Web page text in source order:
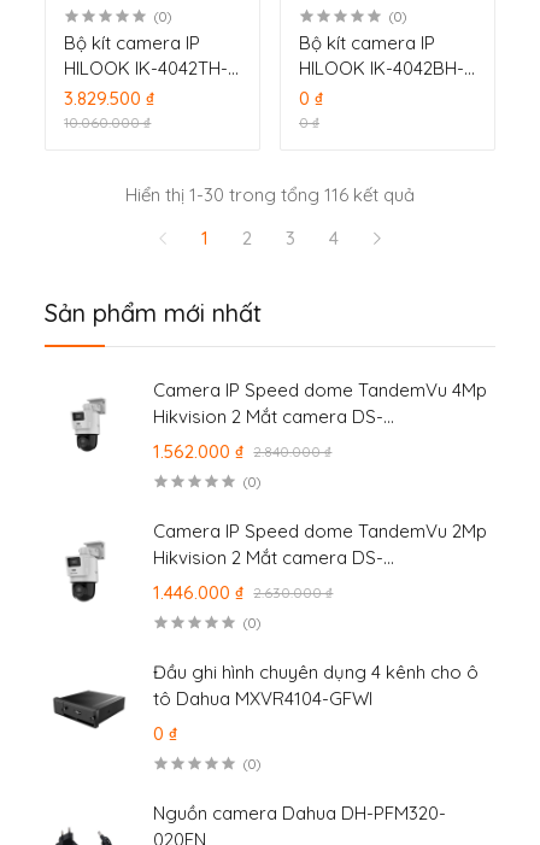
Sản phẩm mới nhất
Camera IP Speed dome TandemVu 4Mp
Hikvision 2 Mắt camera DS-
2SE2C400MWG-E/14
1.562.000 ₫ 2.840.000 ₫
(0)
Camera IP Speed dome TandemVu 2Mp
Hikvision 2 Mắt camera DS-
2SE2C200MWG-E/12
1.446.000 ₫ 2.630.000 ₫
(0)
Đầu ghi hình chuyên dụng 4 kênh cho ô
tô Dahua MXVR4104-GFWI
0 ₫
(0)
Nguồn camera Dahua DH-PFM320-
020EN
(0)
Bộ kít camera IP
HILOOK IK-4042TH-
MH/P bao gồm 4
camera và 1 đầu ghi
3.829.500 ₫
10.060.000 ₫
(0)
Bộ kít camera IP
HILOOK IK-4042BH-
MH/P bao gồm 4
camera và 1 đầu ghi
0 ₫
0 ₫
Hiển thị 1-30 trong tổng 116 kết quả
1
2 3 4